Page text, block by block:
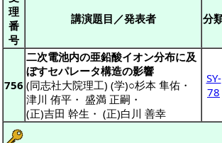
理
番
号
講演題目／発表者 分
756
二次電池内の亜鉛酸イオン分布に及
ぼすセパレータ構造の影響
(同志社大院理工) (学)○杉本 隼佑 ・
津川 侑平 ・ 盛満 正嗣 ・
(正)吉田 幹生 ・ (正)白川 善幸
SY-
78